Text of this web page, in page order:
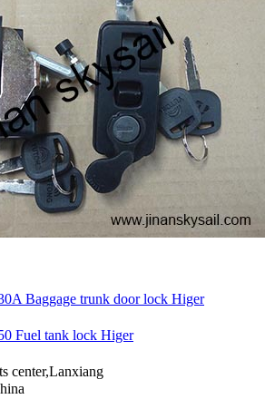
Baggage trunk door lock Higer
Fuel tank lock Higer
center,Lanxiang